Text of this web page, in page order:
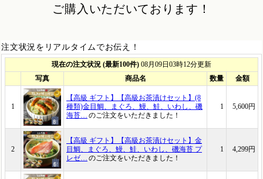
ご購入いただいております！
注文状況をリアルタイムでお伝え！